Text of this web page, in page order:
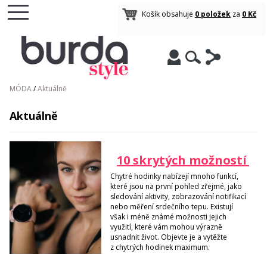
Košík obsahuje 0 položek za 0 Kč
MÓDA/Aktuálně
Aktuálně
10 skrytých možností
Chytré hodinky nabízejí mnoho funkcí,
které jsou na první pohled zřejmé, jako
sledování aktivity, zobrazování notifikací
nebo měření srdečního tepu. Existují
však i méně známé možnosti jejich
využití, které vám mohou výrazně
usnadnit život. Objevte je a vytěžte
z chytrých hodinek maximum.